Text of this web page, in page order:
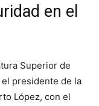
en el
Superior de
el presidente de la
López, con el